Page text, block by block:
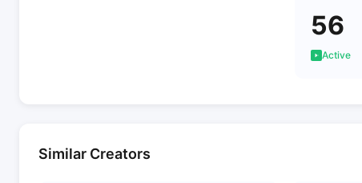
56
Active
Similar Creators